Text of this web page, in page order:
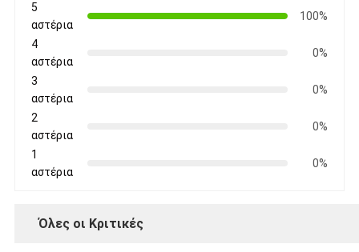
5
αστέρια
100%
4
αστέρια
0%
3
αστέρια
0%
2
αστέρια
0%
1
αστέρια
0%
Όλες οι Κριτικές